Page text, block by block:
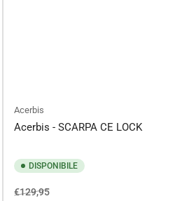
Acerbis
Acerbis - SCARPA CE LOCK
DISPONIBILE
Prezzo
€129,95Prezzo